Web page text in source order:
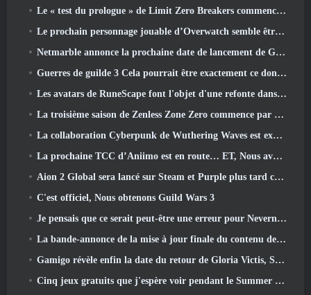
Le « test du prologue » de Limit Zero Breakers commence aujourd’hui
Le prochain personnage jouable d’Overwatch semble être un chef du crime cyborg surmené
Netmarble annonce la prochaine date de lancement de Global RF Online
Guerres de guilde 3 Cela pourrait être exactement ce dont l’industrie du MMO a besoin en ce moment
Les avatars de RuneScape font l'objet d'une refonte dans la plus grande mise à jour visuelle du jeu au cours des dix dernières années
La troisième saison de Zenless Zone Zero commence par un voyage sur une île de Bangboo dans le ciel, Et vers la plateforme Steam
La collaboration Cyberpunk de Wuthering Waves est exactement ce que j'attends de mes événements crossover de jeux vidéo
La prochaine TCC d’Aniimo est en route… ET, Nous avons une fenêtre de lancement officielle
Aion 2 Global sera lancé sur Steam et Purple plus tard cette année
C'est officiel, Nous obtenons Guild Wars 3
Je pensais que ce serait peut-être une erreur pour Neverness To Everness d'organiser l'événement Porsche Collab Gacha si tôt, Mais j'avais tort
La bande-annonce de la mise à jour finale du contenu de Destiny 2 est un cri de ralliement
Gamigo révèle enfin la date du retour de Gloria Victis, Survivra-t-il la deuxième fois?
Cinq jeux gratuits que j'espère voir pendant le Summer Game Fest